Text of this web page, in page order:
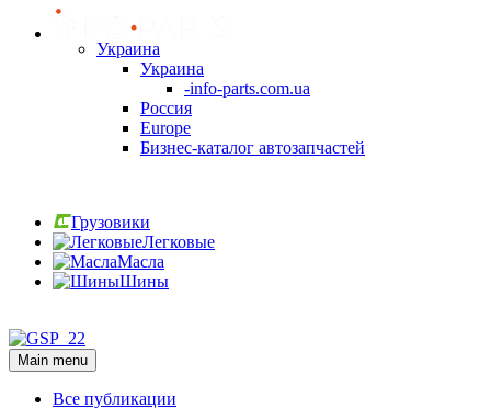
Украина
Украина
-info-parts.com.ua
Россия
Europe
Бизнес-каталог автозапчастей
Грузовики
Легковые
Масла
Шины
Main menu
Все публикации